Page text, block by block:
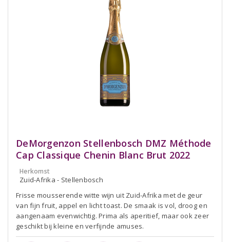
DeMorgenzon Stellenbosch DMZ Méthode
Cap Classique Chenin Blanc Brut 2022
Herkomst
Zuid-Afrika - Stellenbosch
Frisse mousserende witte wijn uit Zuid-Afrika met de geur
van fijn fruit, appel en licht toast. De smaak is vol, droog en
aangenaam evenwichtig. Prima als aperitief, maar ook zeer
geschikt bij kleine en verfijnde amuses.